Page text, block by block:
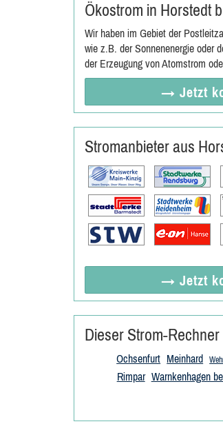
Ökostrom in Horstedt
Wir haben im Gebiet der
wie z.B. der Sonnenenergie oder
der Erzeugung von Atomstrom
→ Jetzt
Stromanbieter aus
→ Jetzt
Dieser Strom-
Ochsenfurt Meinhard
Rimpar Warnkenhagen